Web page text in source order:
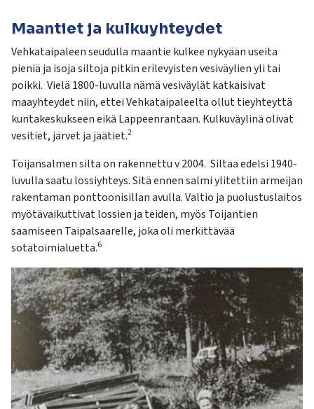
Maantiet ja kulkuyhteydet
Vehkataipaleen seudulla maantie kulkee nykyään useita
pieniä ja isoja siltoja pitkin erilevyisten vesiväylien yli tai
poikki. Vielä 1800-luvulla nämä vesiväylät katkaisivat
maayhteydet niin, ettei Vehkataipaleelta ollut tieyhteyttä
kuntakeskukseen eikä Lappeenrantaan. Kulkuväylinä olivat
vesitiet, järvet ja jäätiet.2
Toijansalmen silta on rakennettu v 2004. Siltaa edelsi 1940-
luvulla saatu lossiyhteys. Sitä ennen salmi ylitettiin armeijan
rakentaman ponttoonisillan avulla. Valtio ja puolustuslaitos
myötävaikuttivat lossien ja teiden, myös Toijantien
saamiseen Taipalsaarelle, joka oli merkittävää
sotatoimialuetta.6